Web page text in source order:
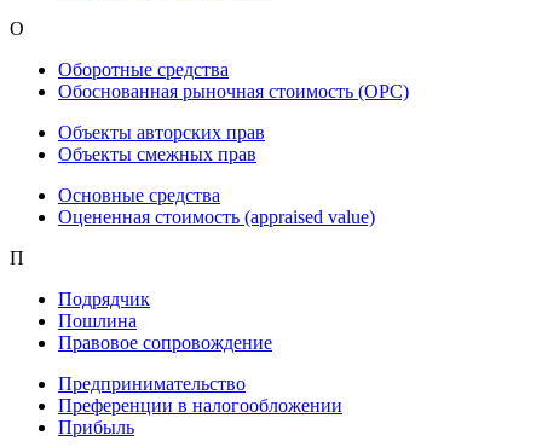
О
Оборотные средства
Обоснованная рыночная стоимость (ОРС)
Объекты авторских прав
Объекты смежных прав
Основные средства
Оцененная стоимость (appraised value)
П
Подрядчик
Пошлина
Правовое сопровождение
Предпринимательство
Преференции в налогообложении
Прибыль